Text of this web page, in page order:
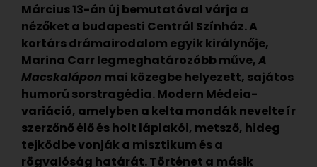
Március 13-án új bemutatóval várja a
nézőket a budapesti Centrál Színház. A
kortárs drámairodalom egyik királynője,
Marina Carr legmeghatározóbb műve,A
Macskalápon mai közegbe helyezett, sajátos
humorú sorstragédia. Modern Médeia-
variáció, amelyben a kelta mondák nevelte ír
szerzőnő élő és holt láplakói, metsző, hideg
tejködbe vonják a misztikum és a
rögvalóság határát. Történet a másik